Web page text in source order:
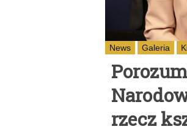
News Galeria
rzecz